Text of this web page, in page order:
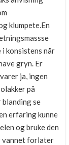
klumpete.En
i konsistens når
gryn. Er
ja, ingen
på
blanding se
erfaring kunne
og bruke den
vannet forlater